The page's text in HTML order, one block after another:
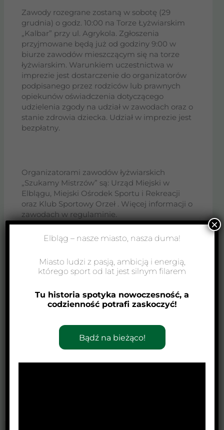
Zawody rozegrane zostaną w sobotę (29
grudnia) o godz. 10:00 na Torze Łyżwiarskim
„Kalbar” przy ul. Agrykola. Zgłoszenia
przyjmowane będą już od godziny 9:00 w
biurze zawodów mieszczącym się na torze
łyżwiarskim. Warunkiem uczestnictwa w
imprezie jest dostarczenie do organizatorów
podpisanego przez rodziców lub prawnych
opiekunów oświadczenia dotyczącego
udzielenia zgody na udział w zawodach oraz o
stanie zdrowia dziecka. Udział w imprezie jest
bezpłatny.
Organizatorami zawodów łyżwiarskich
„Szukamy Mistrzów” są: Urząd Miejski w
Elblągu, Miejski Ośrodek Sportu i Rekreacji
oraz Klub Sportowy Orzeł . Więcej informacji o
zawodach w regulaminie.
Elbląg – nasze miasto, nasza duma!
Miasto ludzi z pasją, ambicją i energią,
którego sport od lat jest silnym filarem
Tu historia spotyka nowoczesność, a
codzienność potrafi zaskoczyć!
Bądź na bieżąco!
×